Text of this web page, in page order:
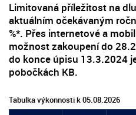
Limitovaná příležitost na
aktuálním očekávaným
%*. Přes internetové a
možnost zakoupení do
do konce úpisu 13.3.2024
pobočkách KB.
Tabulka výkonnosti k 05.08.2026